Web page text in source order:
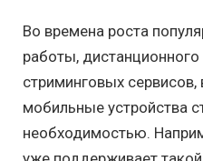
Во времена роста
работы, дистанционного
стриминговых сервисов,
мобильные устройства
необходимостью.